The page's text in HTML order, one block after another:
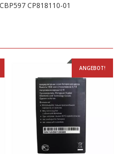
CP818110-01
ANGEBOT!